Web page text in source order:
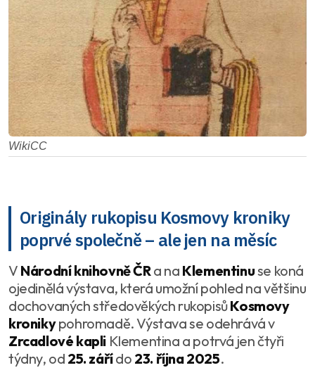
WikiCC
Originály rukopisu Kosmovy kroniky
poprvé společně – ale jen na měsíc
V Národní knihovně ČRa na Klementinuse koná
ojedinělá výstava, která umožní pohled na většinu
dochovaných středověkých rukopisůKosmovy
kronikypohromadě. Výstava se odehrává v
Zrcadlové kapli Klementina a potrvá jen čtyři
týdny, od 25. zářído 23. října 2025.